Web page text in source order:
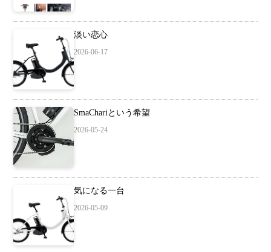
淡い恋心
2026-06-17
SmaChariという希望
2026-05-24
気になる一台
2026-05-09